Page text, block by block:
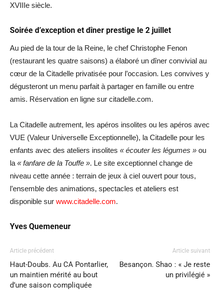
XVIIIe siècle.
Soirée d’exception et dîner prestige le 2 juillet
Au pied de la tour de la Reine, le chef Christophe Fenon
(restaurant les quatre saisons) a élaboré un dîner convivial au
cœur de la Citadelle privatisée pour l’occasion. Les convives y
dégusteront un menu parfait à partager en famille ou entre
amis. Réservation en ligne sur citadelle.com.
La Citadelle autrement, les apéros insolites ou les apéros avec
VUE (Valeur Universelle Exceptionnelle), la Citadelle pour les
enfants avec des ateliers insolites « écouter les légumes » ou
la « fanfare de la Touffe ». Le site exceptionnel change de
niveau cette année : terrain de jeux à ciel ouvert pour tous,
l’ensemble des animations, spectacles et ateliers est
disponible sur www.citadelle.com.
Yves Quemeneur
Article précédent
Haut-Doubs. Au CA Pontarlier,
un maintien mérité au bout
d’une saison compliquée
Article suivant
Besançon. Shao : « Je reste
un privilégié »